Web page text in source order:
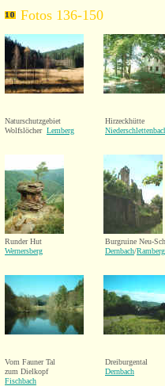
Fotos 136-150
Naturschutzgebiet
Wolfslöcher Lemberg
Hirzeckhütte
Runder Hut
Wernersberg
Burgruine Neu-
Dernbach/Ramberg
Vom Fauner Tal
zum Dielkopf
Fischbach
Dreiburgental
Dernbach